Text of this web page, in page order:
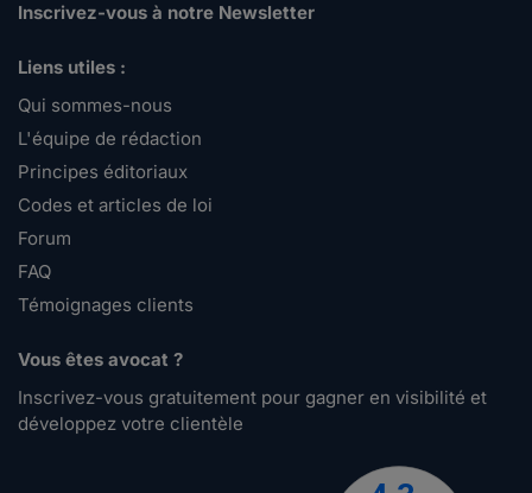
Inscrivez-vous à notre Newsletter
Liens utiles :
Qui sommes-nous
L'équipe de rédaction
Principes éditoriaux
Codes et articles de loi
Forum
FAQ
Témoignages clients
Vous êtes avocat ?
Inscrivez-vous gratuitement pour gagner en visibilité et
développez votre clientèle